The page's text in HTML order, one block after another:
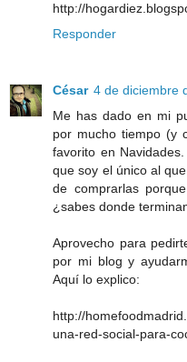
http://
Responder
César 4 de diciembre
Me has dado en mi
por mucho tiempo (y
favorito en
que soy el único al
de comprarlas
¿sabes donde
Aprovecho para
por mi blog y
Aquí lo explico:
http://
una-red-social-para-